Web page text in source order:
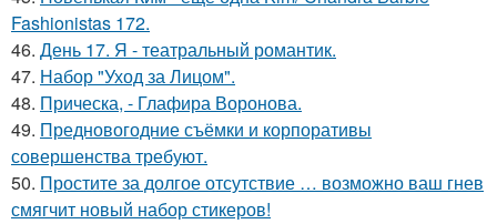
Fashionistas 172.
46. День 17. Я - театральный романтик.
47. Набор "Уход за Лицом".
48. Прическа, - Глафира Воронова.
49. Предновогодние съёмки и корпоративы
совершенства требуют.
50. Простите за долгое отсутствие … возможно ваш гнев
смягчит новый набор стикеров!